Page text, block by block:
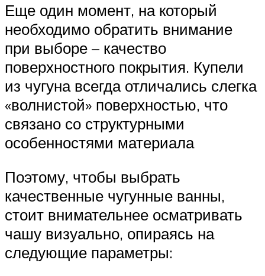
Еще один момент, на который
необходимо обратить внимание
при выборе – качество
поверхностного покрытия. Купели
из чугуна всегда отличались слегка
«волнистой» поверхностью, что
связано со структурными
особенностями материала
Поэтому, чтобы выбрать
качественные чугунные ванны,
стоит внимательнее осматривать
чашу визуально, опираясь на
следующие параметры: